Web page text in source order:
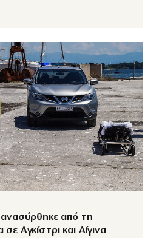
από τη
Αγκίστρι και Αίγινα